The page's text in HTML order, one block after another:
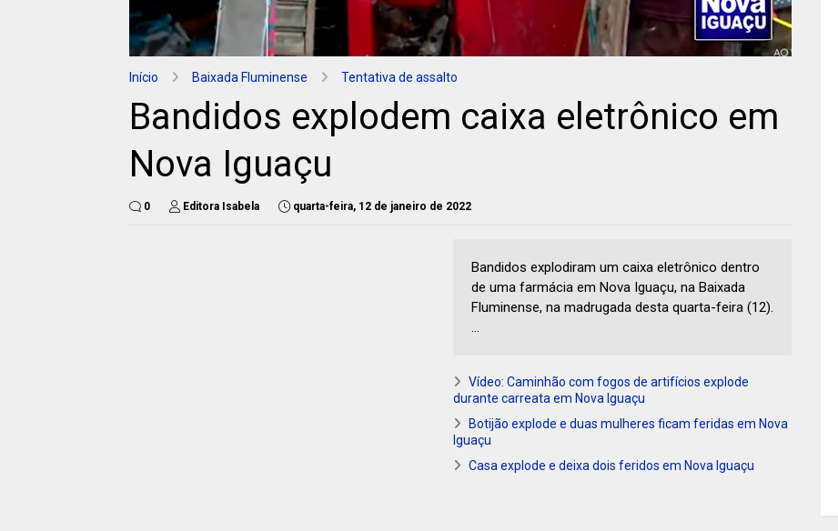
Início Baixada Fluminense Tentativa de assalto
Bandidos explodem caixa eletrônico em
Nova Iguaçu
0 Editora Isabela quarta-feira, 12 de janeiro de 2022
Bandidos explodiram um caixa eletrônico dentro
de uma farmácia em Nova Iguaçu, na Baixada
Fluminense, na madrugada desta quarta-feira (12).
...
Vídeo: Caminhão com fogos de artifícios explode
durante carreata em Nova Iguaçu
Botijão explode e duas mulheres ficam feridas em Nova
Iguaçu
Casa explode e deixa dois feridos em Nova Iguaçu